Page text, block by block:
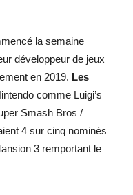
la semaine
développeur de jeux
en 2019. Les
comme Luigi’s
Smash Bros /
4 sur cinq nominés
3 remportant le